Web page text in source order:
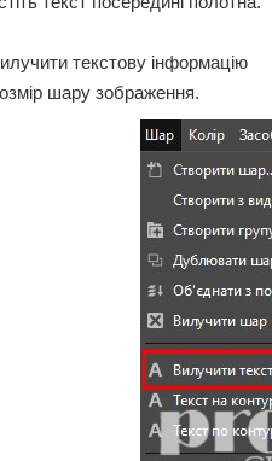
текстову інформацію
шару зображення.